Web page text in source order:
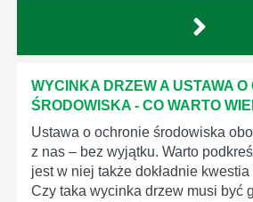
WYCINKA DRZEW A USTAWA O
ŚRODOWISKA - CO WARTO
Ustawa o ochronie środowiska
z nas – bez wyjątku. Warto
jest w niej także dokładnie
Czy taka wycinka drzew musi być